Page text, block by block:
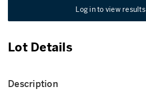
Log in to view results
Lot Details
Description